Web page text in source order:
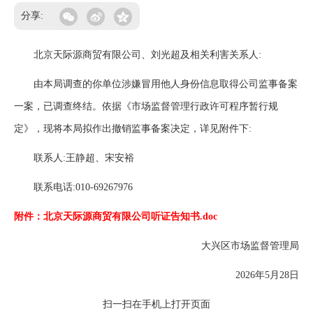
分享:
北京天际源商贸有限公司、刘光超及相关利害关系人:
由本局调查的你单位涉嫌冒用他人身份信息取得公司监事备案
一案，已调查终结。依据《市场监督管理行政许可程序暂行规
定》，现将本局拟作出撤销监事备案决定，详见附件下:
联系人:王静超、宋安裕
联系电话:010-69267976
附件：北京天际源商贸有限公司听证告知书.doc
大兴区市场监督管理局
2026年5月28日
扫一扫在手机上打开页面